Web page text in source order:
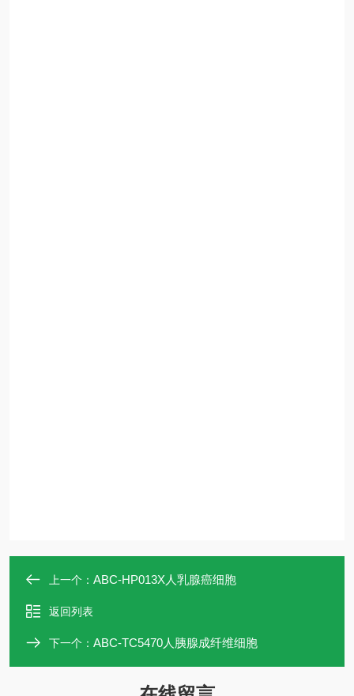
上一个： ABC-HP013X人乳腺癌细胞
返回列表
下一个： ABC-TC5470人胰腺成纤维细胞